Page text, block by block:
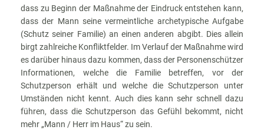
dass zu Beginn der Maßnahme der Eindruck entstehen kann,
dass der Mann seine vermeintliche archetypische Aufgabe
(Schutz seiner Familie) an einen anderen abgibt. Dies allein
birgt zahlreiche Konfliktfelder. Im Verlauf der Maßnahme wird
es darüber hinaus dazu kommen, dass der Personenschützer
Informationen, welche die Familie betreffen, vor der
Schutzperson erhält und welche die Schutzperson unter
Umständen nicht kennt. Auch dies kann sehr schnell dazu
führen, dass die Schutzperson das Gefühl bekommt, nicht
mehr „Mann / Herr im Haus“ zu sein.